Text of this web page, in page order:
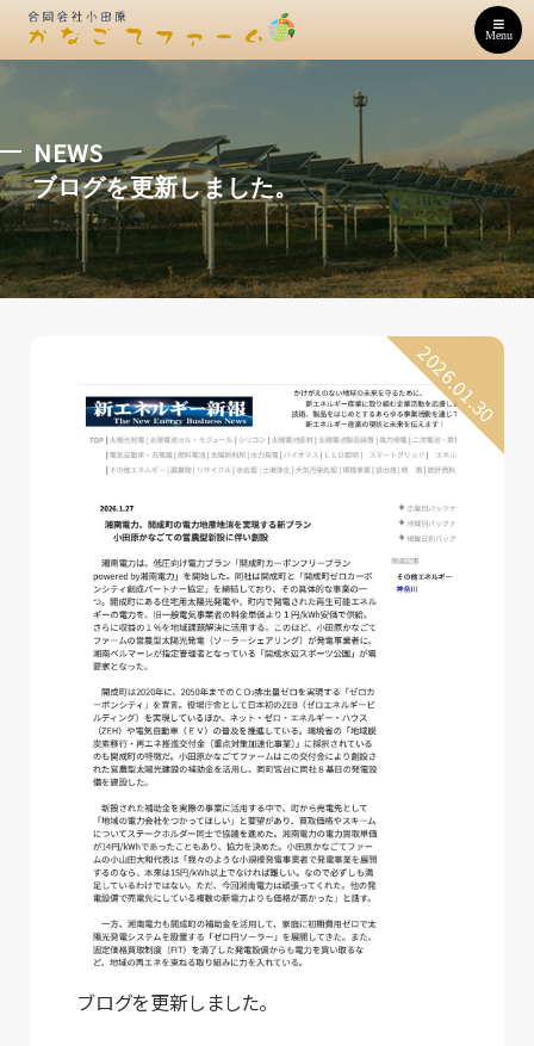
Menu
ブログを更新しました。
NEWS
2026.01.30
ブログを更新しました。